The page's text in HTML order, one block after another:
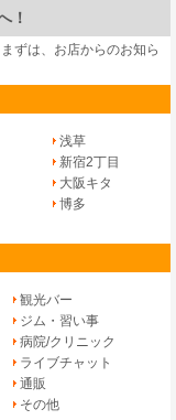
！
ずは、 お店からのお知ら
浅草
新宿2丁目
大阪キタ
博多
観光バー
ジム・習い事
病院/クリニック
ライブチャット
通販
その他